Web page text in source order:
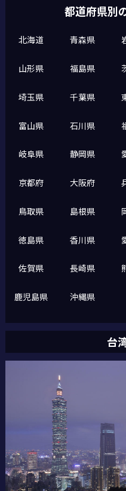
都道府県別
北海道 青森県
山形県 福島県
埼玉県 千葉県
富山県 石川県
岐阜県 静岡県
京都府 大阪府
鳥取県 島根県
徳島県 香川県
佐賀県 長崎県
鹿児島県 沖縄県
台